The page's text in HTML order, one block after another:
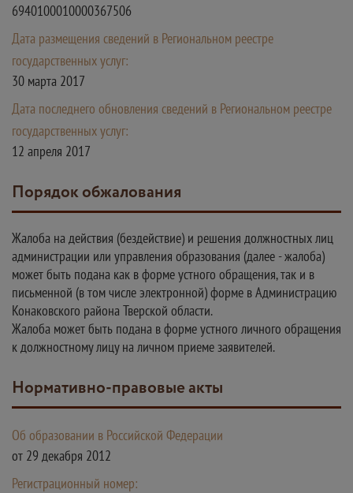
6940100010000367506
Дата размещения сведений в Региональном реестре
государственных услуг:
30 марта 2017
Дата последнего обновления сведений в Региональном реестре
государственных услуг:
12 апреля 2017
Порядок обжалования
Жалоба на действия (бездействие) и решения должностных лиц
администрации или управления образования (далее - жалоба)
может быть подана как в форме устного обращения, так и в
письменной (в том числе электронной) форме в Администрацию
Конаковского района Тверской области.
Жалоба может быть подана в форме устного личного обращения
к должностному лицу на личном приеме заявителей.
Нормативно-правовые акты
Об образовании в Российской Федерации
от 29 декабря 2012
Регистрационный номер: